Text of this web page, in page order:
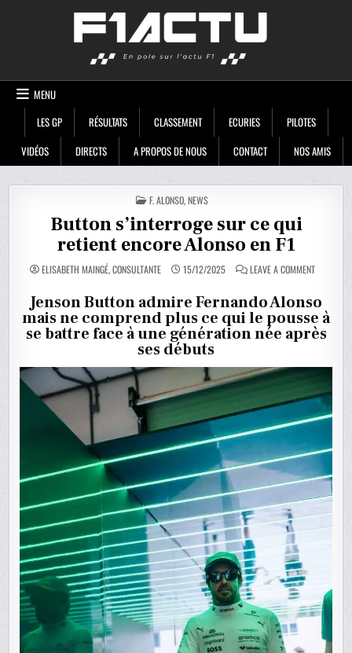
MENU
LES GP
RÉSULTATS CLASSEMENT ECURIES
PILOTES
VIDÉOS
DIRECTS A PROPOS DE NOUS CONTACT NOS AMIS
POSTED
IN
F. ALONSO,NEWS
Button s’interroge sur ce qui
retient encore Alonso en F1
ELISABETH MAINGÉ, CONSULTANTE 15/12/2025 LEAVE A COMMENTON
BUTTON
SUR
CE
QUI
RETIENT
ENCORE
Jenson Button admire Fernando Alonso
mais ne comprend plus ce qui le pousse à
se battre face à une génération née après
ses débuts